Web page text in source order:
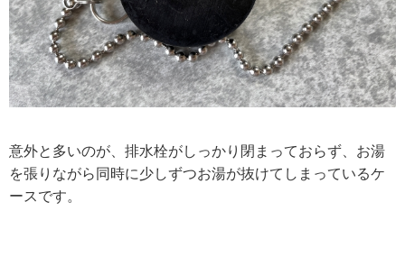
意外と多いのが、排水栓がしっかり閉まっておらず、お湯
を張りながら同時に少しずつお湯が抜けてしまっているケ
ースです。